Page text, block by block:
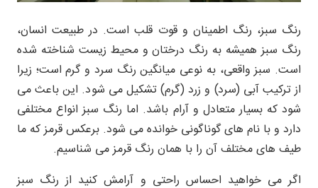
رنگ سبز، رنگ اطمینان و قوت قلب است. در طبیعت انسان،
رنگ سبز همیشه به رنگ درختان و محیط زیست شناخته شده
است. سبز واقعی، به نوعی میانگین رنگ سرد و گرم است؛ زیرا
از ترکیب آبی (سرد) و زرد (گرم) تشکیل می شود. این باعث می
شود که بسیار متعادل و آرام باشد. اما رنگ سبز انواع مختلفی
دارد و با نام های گوناگونی خوانده می شود. برعکس قرمز که ما
طیف های مختلف آن را با همان رنگ قرمز می شناسیم.
اگر می خواهید احساس راحتی و آرامش کنید از رنگ سبز